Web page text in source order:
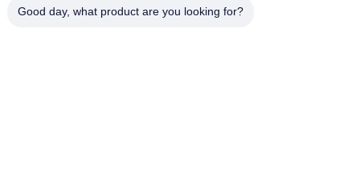
Good day, what product are you looking for?